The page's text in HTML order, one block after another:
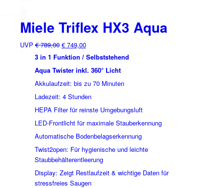
5%
€
Miele Triflex HX3 Aqua
UVP€789,00 Ursprünglicher
Preis
€ 789,00
€749,00Aktueller
Preis
€ 749,00.
3 in 1 Funktion / Selbststehend
Aqua Twister inkl. 360° Licht
Akkulaufzeit: bis zu 70 Minuten
Ladezeit: 4 Stunden
HEPA Filter für reinste Umgebungsluft
LED-Frontlicht für maximale Stauberkennung
Automatische Bodenbelagserkennung
Twist2open: Für hygienische und leichte
Staubbehälterentleerung
Display: Zeigt Restlaufzeit & wichtige Daten für
stressfreies Saugen